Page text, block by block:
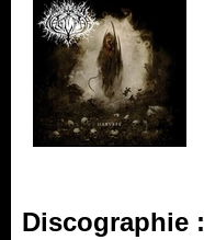
Discographie :